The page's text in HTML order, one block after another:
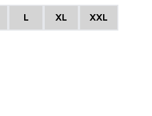
L XL XXL